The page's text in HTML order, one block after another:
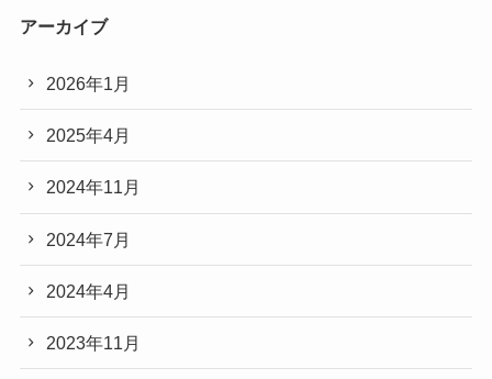
アーカイブ
2026年1月
2025年4月
2024年11月
2024年7月
2024年4月
2023年11月